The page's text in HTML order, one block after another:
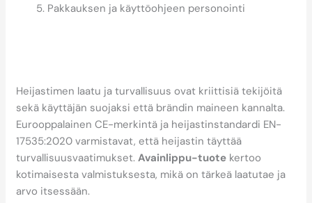
Pakkauksen ja käyttöohjeen personointi
Heijastimen laatu ja turvallisuus ovat kriittisiä tekijöitä
sekä käyttäjän suojaksi että brändin maineen kannalta.
Eurooppalainen CE-merkintä ja heijastinstandardi EN-
17535:2020 varmistavat, että heijastin täyttää
turvallisuusvaatimukset.Avainlippu-tuote kertoo
kotimaisesta valmistuksesta, mikä on tärkeä laatutae ja
arvo itsessään.